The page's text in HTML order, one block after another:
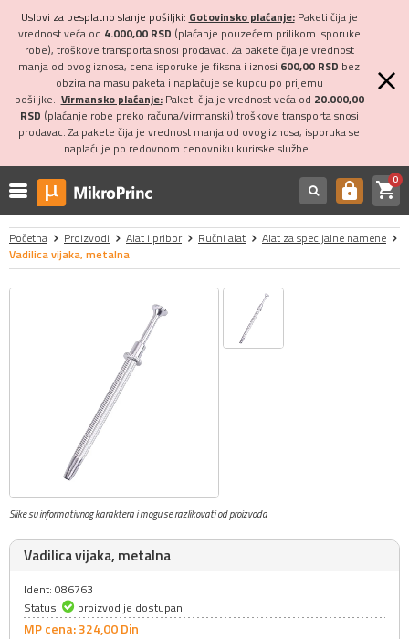
Uslovi za besplatno slanje pošiljki: Gotovinsko plaćanje:Paketi čija je
vrednost veća od 4.000,00 RSD (plaćanje pouzećem prilikom isporuke
robe), troškove transporta snosi prodavac. Za pakete čija je vrednost
manja od ovog iznosa, cena isporuke je fiksna i iznosi 600,00 RSD bez
obzira na masu paketa i naplaćuje se kupcu po prijemu
pošiljke. Virmansko plaćanje:Paketi čija je vrednost veća od 20.000,00
RSD (plaćanje robe preko računa/virmanski) troškove transporta snosi
prodavac. Za pakete čija je vrednost manja od ovog iznosa, isporuka se
naplaćuje po redovnom cenovniku kurirske službe.
https shopping_cart0
Početna Proizvodi Alat i pribor Ručni alat
Alat za specijalne namene
Vadilica vijaka, metalna
Slike su informativnog karaktera i mogu se razlikovati od proizvoda
Vadilica vijaka, metalna
Ident: 086763
Status:
proizvod je dostupan
MP cena: 324,00Din